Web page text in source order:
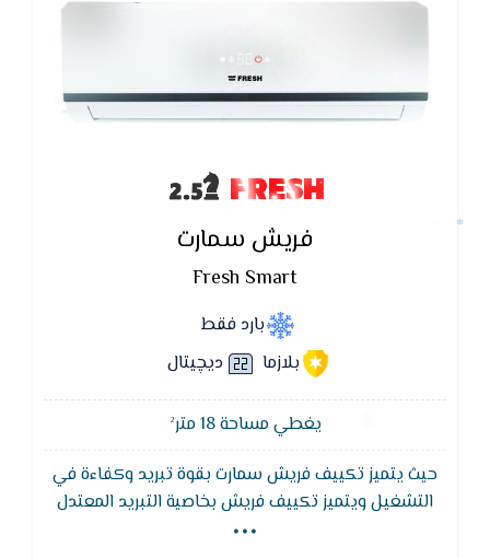
FRESH
فريش سمارت
Fresh Smart
بارد فقط
بلازما
ديچيتال
يغطي مساحة 18 متر²
حيث يتميز تكييف فريش سمارت بقوة تبريد وكفاءة في
التشغيل ويتميز تكييف فريش بخاصية التبريد المعتدل
التى تعمل على توفير الهواء المكيف بشكل متوسط
...